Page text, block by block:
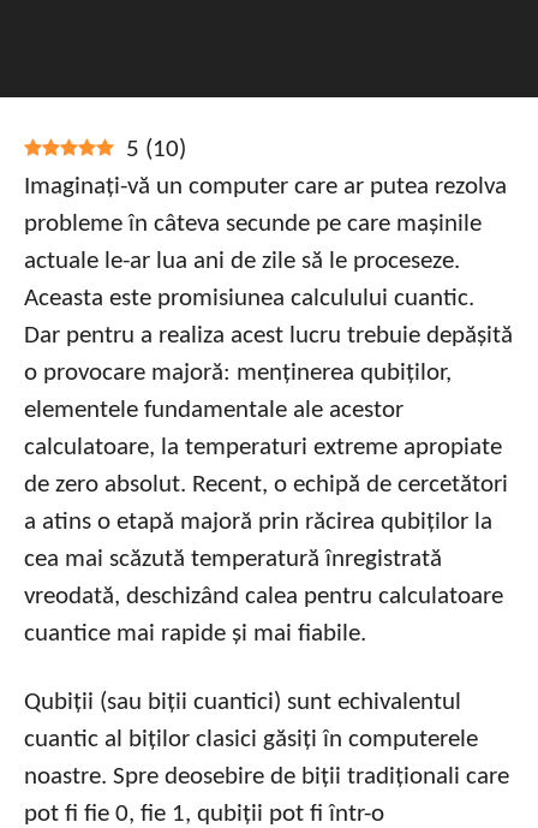
5 (10)
Imaginați-vă un computer care ar putea rezolva
probleme în câteva secunde pe care mașinile
actuale le-ar lua ani de zile să le proceseze.
Aceasta este promisiunea calculului cuantic.
Dar pentru a realiza acest lucru trebuie depășită
o provocare majoră: menținerea qubiților,
elementele fundamentale ale acestor
calculatoare, la temperaturi extreme apropiate
de zero absolut. Recent, o echipă de cercetători
a atins o etapă majoră prin răcirea qubiților la
cea mai scăzută temperatură înregistrată
vreodată, deschizând calea pentru calculatoare
cuantice mai rapide și mai fiabile.
Qubiții (sau biții cuantici) sunt echivalentul
cuantic al biților clasici găsiți în computerele
noastre. Spre deosebire de biții tradiționali care
pot fi fie 0, fie 1, qubiții pot fi într-o